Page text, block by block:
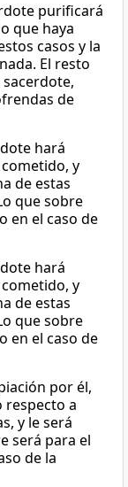
purificará
que haya
casos y la
El resto
de
hará
y
de estas
que sobre
en el caso de
hará
y
de estas
que sobre
en el caso de
por él,
respecto a
y le será
será para el
de la